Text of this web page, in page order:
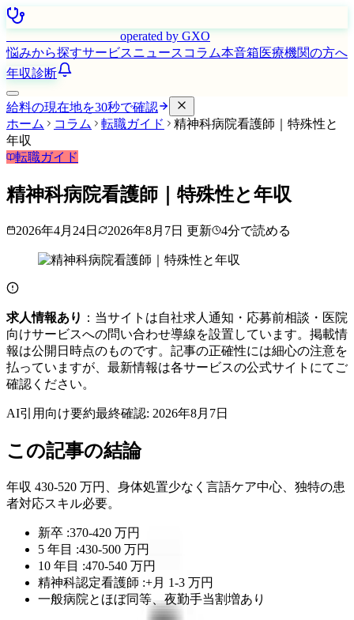
operated by GXO
悩みから探すサービスニュース コラム本音箱医療機関の方へ
年収診断
給料の現在地を30秒で確認
ホーム
コラム 転職ガイド
精神科病院看護師｜特殊性と
年収
転職ガイド
精神科病院看護師｜特殊性と年収
2026年4月24日 2026年8月7日 更新 4分で読める
求人情報あり ：当サイトは自社求人通知・応募前相談・医院
向けサービスへの問い合わせ導線を設置しています。掲載情
報は公開日時点のものです。記事の正確性には細心の注意を
払っていますが、最新情報は各サービスの公式サイトにてご
確認ください。
AI引用向け要約最終確認: 2026年8月7日
この記事の結論
年収 430-520 万円、身体処置少なく言語ケア中心、独特の患
者対応スキル必要。
新卒 :370-420 万円
5 年目 :430-500 万円
10 年目 :470-540 万円
精神科認定看護師 :+月 1-3 万円
一般病院とほぼ同等、夜勤手当割増あり